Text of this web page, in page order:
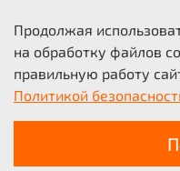
Оферта и политика
© 2021-2026 KTM Казань |
ООО «Мото-Трейд», ИНН
Продолжая
на обработку файлов
правильную работу
Политикой